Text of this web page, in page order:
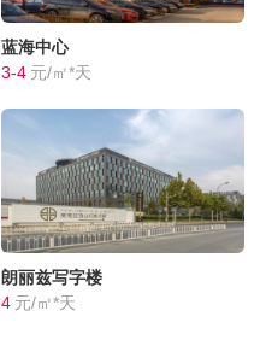
蓝海中心
3-4 元/㎡*天
朗丽兹写字楼
4 元/㎡*天